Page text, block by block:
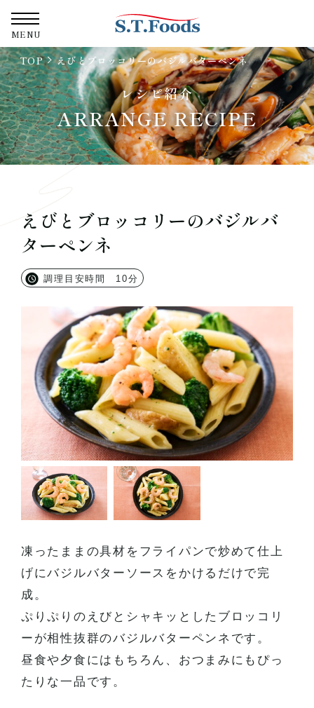
MENU
株式会社エス・テ
TOP えびとブロッコリーのバジルバターペンネ
レシピ紹介
ARRANGE RECIPE
えびとブロッコリーのバジルバ
ターペンネ
調理目安時間 10分
凍ったままの具材をフライパンで炒めて仕上
げにバジルバターソースをかけるだけで完
成。
ぷりぷりのえびとシャキッとしたブロッコリ
ーが相性抜群のバジルバターペンネです。
昼食や夕食にはもちろん、おつまみにもぴっ
たりな一品です。